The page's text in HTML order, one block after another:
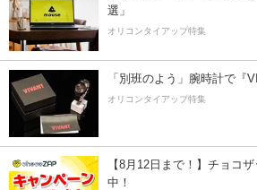
選」
オリコンタイアップ特集
「別班のよう」腕時計で『
オリコンタイアップ特集
【8月12日まで！】チョコ
中！